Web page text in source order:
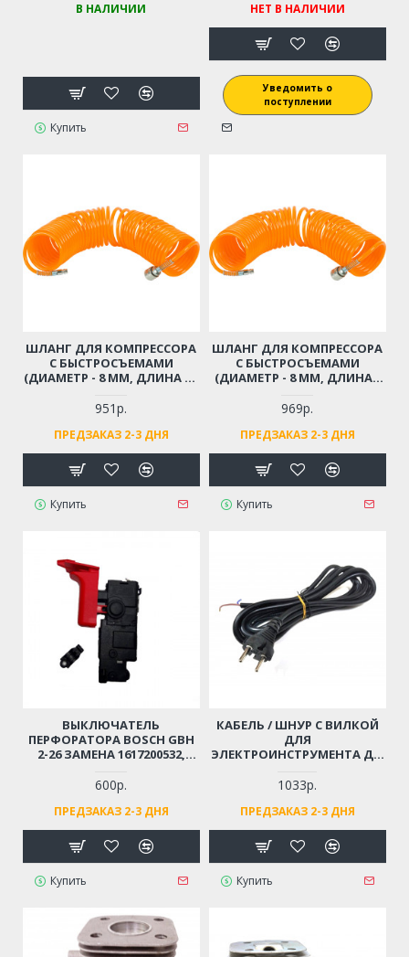
В НАЛИЧИИ
Купить
НЕТ В НАЛИЧИИ
Уведомить о
поступлении
ШЛАНГ ДЛЯ КОМПРЕССОРА
С БЫСТРОСЪЕМАМИ
(ДИАМЕТР - 8 ММ, ДЛИНА - 9
951р.
ПРЕДЗАКАЗ 2-3 ДНЯ
Купить
ШЛАНГ ДЛЯ КОМПРЕССОРА
С БЫСТРОСЪЕМАМИ
(ДИАМЕТР - 8 ММ, ДЛИНА -
969р.
ПРЕДЗАКАЗ 2-3 ДНЯ
Купить
ВЫКЛЮЧАТЕЛЬ
ПЕРФОРАТОРА BOSCH GBH
2-26 ЗАМЕНА 1617200532,
600р.
ПРЕДЗАКАЗ 2-3 ДНЯ
Купить
КАБЕЛЬ / ШНУР С ВИЛКОЙ
ДЛЯ
ЭЛЕКТРОИНСТРУМЕНТА ДО
МОРОЗОСТОЙКИЙ,
МЯГКИЙ, ИЗНОСОСТОЙКАЯ
РЕЗИНА
1033р.
ПРЕДЗАКАЗ 2-3 ДНЯ
Купить